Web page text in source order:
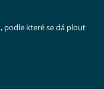
podle které se dá plout